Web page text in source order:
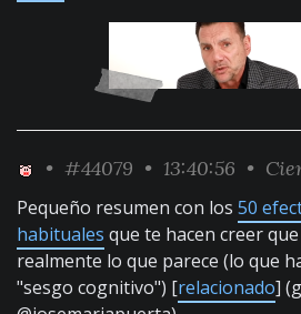
• #44079 • 13:40:56 •
Pequeño resumen con los 50
habituales que te hacen creer
realmente lo que parece (lo que
"sesgo cognitivo") [relacionado]